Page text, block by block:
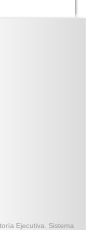
Ejecutiva. Sistema